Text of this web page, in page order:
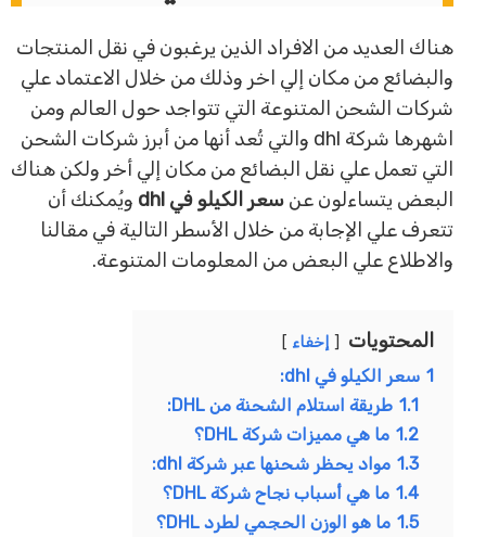
هناك العديد من الافراد الذين يرغبون في نقل المنتجات
والبضائع من مكان إلي اخر وذلك من خلال الاعتماد علي
شركات الشحن المتنوعة التي تتواجد حول العالم ومن
اشهرها شركة dhl والتي تُعد أنها من أبرز شركات الشحن
التي تعمل علي نقل البضائع من مكان إلي أخر ولكن هناك
البعض يتساءلون عنسعر الكيلو في dhl
ويُمكنك أن
تتعرف علي الإجابة من خلال الأسطر التالية في مقالنا
والاطلاع علي البعض من المعلومات المتنوعة.
المحتويات إخفاء
سعر الكيلو في dhl:
طريقة استلام الشحنة من DHL:
1.2 ما هي مميزات شركة DHL؟
1.3 مواد يحظر شحنها عبر شركة dhl:
1.4 ما هي أسباب نجاح شركة DHL؟
1.5 ما هو الوزن الحجمي لطرد DHL؟